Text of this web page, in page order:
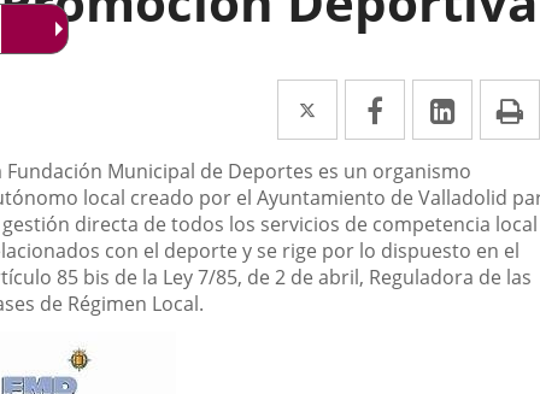
Twitter
Enlace
a
una
aplicación
externa.
Facebook
Enlace
a
una
aplicación
externa.
Enlace
a
una
Fundación Municipal de Deportes es un organismo
local creado por el Ayuntamiento de Valladolid
directa de todos los servicios de competencia local
con el deporte y se rige por lo dispuesto en el
85 bis de la Ley 7/85, de 2 de abril, Reguladora de las
de Régimen Local.